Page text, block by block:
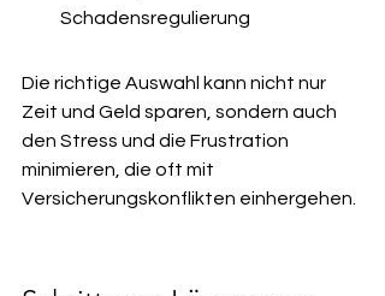
Schadensregulierung
Die richtige Auswahl kann nicht nur
Zeit und Geld sparen, sondern auch
den Stress und die Frustration
minimieren, die oft mit
Versicherungskonflikten einhergehen.